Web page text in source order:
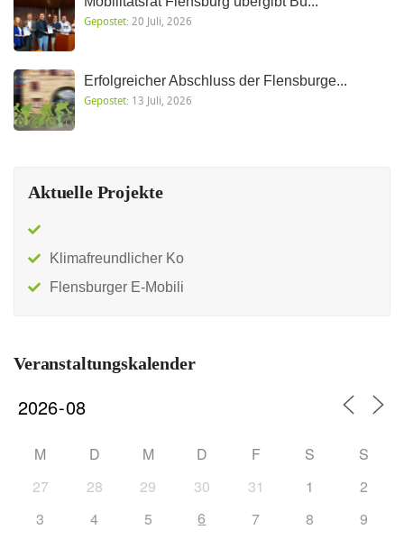
Gepostet: 20 Juli, 2026
Erfolgreicher Abschluss der Flensburge...
Gepostet: 13 Juli, 2026
Aktuelle Projekte
Klimafreundlicher Ko
Flensburger E-Mobili
Veranstaltungskalender
M D M D F S
S
27
28 29 30 31 1
2
3
4 5 6 7 8
9